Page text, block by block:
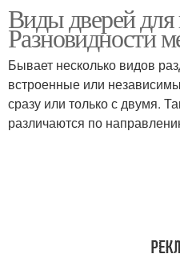
Рольставни для шкафа
Виды дверей
Разновидности
Бывает несколько видов
встроенные или
сразу или только с двумя.
различаются по